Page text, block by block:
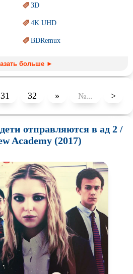
3D
4K UHD
BDRemux
Trash (трэш) movies
Ангелы и Демоны
Гении
Киберпанк
Комикс
Наркотики
Основанное на
реальных
событиях
ПереводГоблина
ПереводКураж-Бамбей
Подростковая жестокость
больше ►
31 32 » >
отправляются в ад 2 /
Academy (2017)